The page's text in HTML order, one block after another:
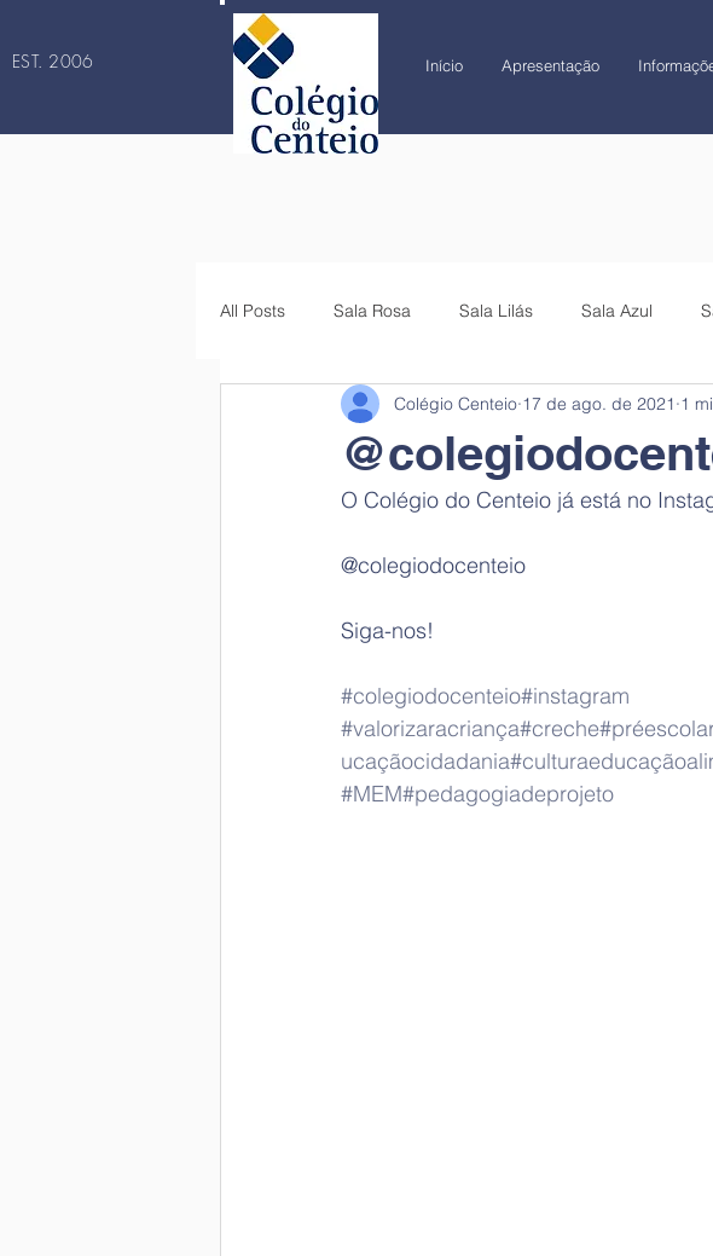
EST. 2006 Início Apresentação
All Posts Sala Rosa Sala Lilás Sala Azul
5.º ano 6.º ano CATL
Colégio Centeio 17 de ago. de 2021 1
O Colégio do Centeio já está no
@colegiodocenteio
Siga-nos!
#colegiodocenteio#instagram
#valorizaracriança#creche
ucaçãocidadania
#MEM#pedagogiadeprojeto